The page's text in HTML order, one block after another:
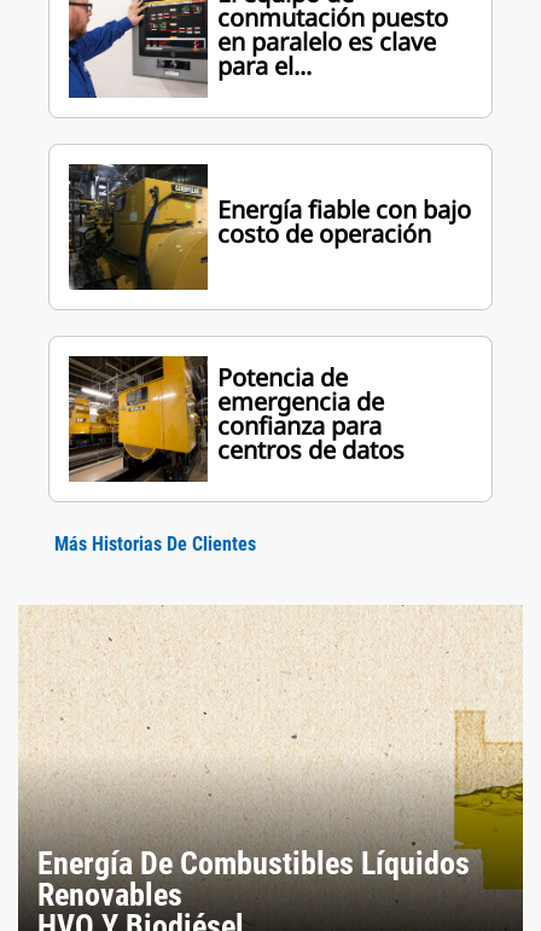
conmutación puesto
en paralelo es clave
para el...
Energía fiable con bajo
costo de operación
Potencia de
emergencia de
confianza para
centros de datos
Más Historias De Clientes
Energía De Combustibles Líquidos
Renovables